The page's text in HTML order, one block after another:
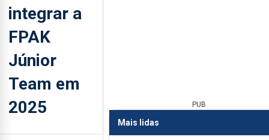
integrar a
FPAK
Júnior
Team em
2025
PUB
Mais lidas